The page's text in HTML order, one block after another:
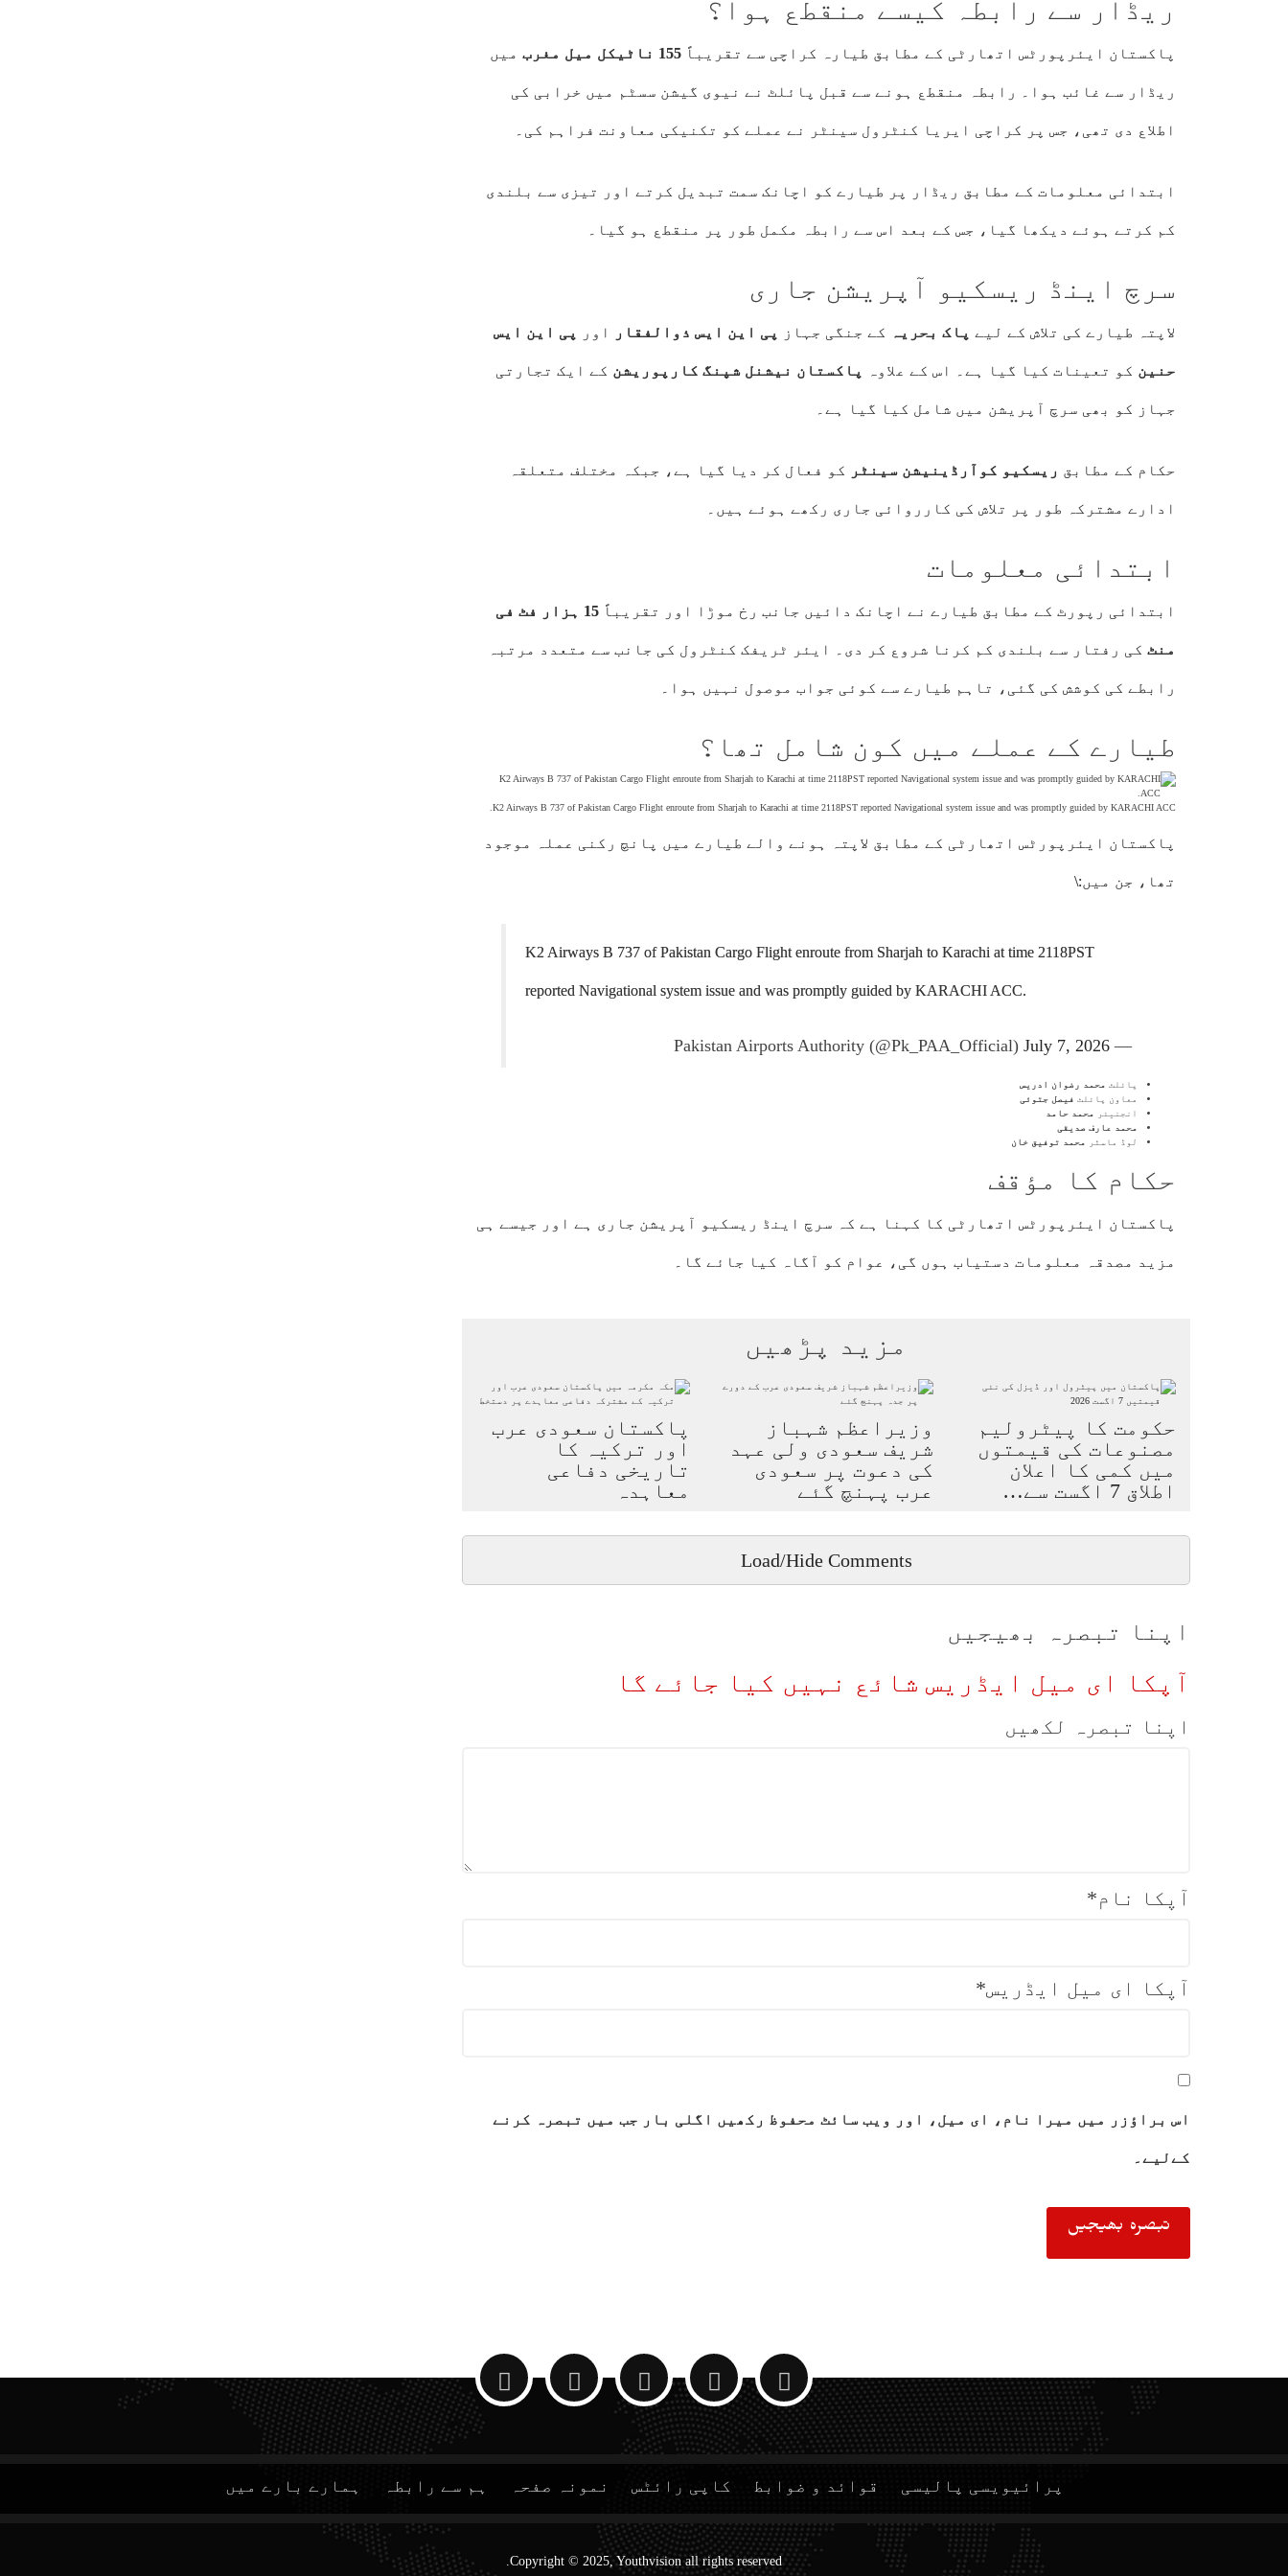
ریڈار سے رابطہ کیسے منقطع ہوا؟
پاکستان ایئرپورٹس اتھارٹی کے مطابق طیارہ کراچی سے تقریباً 155 ناٹیکل میل مغرب میں
ریڈار سے غائب ہوا۔ رابطہ منقطع ہونے سے قبل پائلٹ نے نیوی گیشن سسٹم میں خرابی کی
اطلاع دی تھی، جس پر کراچی ایریا کنٹرول سینٹر نے عملے کو تکنیکی معاونت فراہم کی۔
ابتدائی معلومات کے مطابق ریڈار پر طیارے کو اچانک سمت تبدیل کرتے اور تیزی سے بلندی
کم کرتے ہوئے دیکھا گیا، جس کے بعد اس سے رابطہ مکمل طور پر منقطع ہو گیا۔
سرچ اینڈ ریسکیو آپریشن جاری
لاپتہ طیارے کی تلاش کے لیے پاک بحریہ کے جنگی جہاز پی این ایس ذوالفقار اور پی این ایس
حنین کو تعینات کیا گیا ہے۔ اس کے علاوہ پاکستان نیشنل شپنگ کارپوریشن کے ایک تجارتی
جہاز کو بھی سرچ آپریشن میں شامل کیا گیا ہے۔
حکام کے مطابق ریسکیو کوآرڈینیشن سینٹر کو فعال کر دیا گیا ہے، جبکہ مختلف متعلقہ
ادارے مشترکہ طور پر تلاش کی کارروائی جاری رکھے ہوئے ہیں۔
ابتدائی معلومات
ابتدائی رپورٹ کے مطابق طیارے نے اچانک دائیں جانب رخ موڑا اور تقریباً 15 ہزار فٹ فی
منٹ کی رفتار سے بلندی کم کرنا شروع کر دی۔ ایئر ٹریفک کنٹرول کی جانب سے متعدد مرتبہ
رابطے کی کوشش کی گئی، تاہم طیارے سے کوئی جواب موصول نہیں ہوا۔
طیارے کے عملے میں کون شامل تھا؟
K2 Airways B 737 of Pakistan Cargo Flight enroute from Sharjah to Karachi at time 2118PST reported Navigational system issue and was promptly guided by KARACHI ACC.
پاکستان ایئرپورٹس اتھارٹی کے مطابق لاپتہ ہونے والے طیارے میں پانچ رکنی عملہ موجود
تھا، جن میں:\
K2 Airways B 737 of Pakistan Cargo Flight enroute from Sharjah to Karachi at time 2118PST
reported Navigational system issue and was promptly guided by KARACHI ACC.
— Pakistan Airports Authority (@Pk_PAA_Official)
July 7, 2026
پائلٹ محمد رضوان ادریس
معاون پائلٹ فیصل جتوئی
انجنیئر محمد حامد
محمد عارف صدیقی
لوڈ ماسٹر محمد توفیق خان
حکام کا مؤقف
پاکستان ایئرپورٹس اتھارٹی کا کہنا ہے کہ سرچ اینڈ ریسکیو آپریشن جاری ہے اور جیسے ہی
مزید مصدقہ معلومات دستیاب ہوں گی، عوام کو آگاہ کیا جائے گا۔
مزید پڑھیں
پاکستان سعودی عرب
اور ترکیہ کا
تاریخی دفاعی
معاہدہ
وزیراعظم شہباز
شریف سعودی ولی عہد
کی دعوت پر سعودی
عرب پہنچ گئے
حکومت کا پیٹرولیم
مصنوعات کی قیمتوں
میں کمی کا اعلان
اطلاق 7 اگست سے…
Load/Hide Comments
اپنا تبصرہ بھیجیں
آپکا ای میل ایڈریس شائع نہیں کیا جائے گا
اپنا تبصرہ لکھیں
آپکا نام*
آپکا ای میل ایڈریس*
اس براؤزر میں میرا نام، ای میل، اور ویب سائٹ محفوظ رکھیں اگلی بار جب میں تبصرہ کرنے
کےلیے۔
پرائیویسی پالیسی قوائد و ضوابط کاپی رائٹس نمونہ صفحہ ہم سے رابطہ ہمارے بارے میں
Copyright © 2025, Youthvision all rights reserved.